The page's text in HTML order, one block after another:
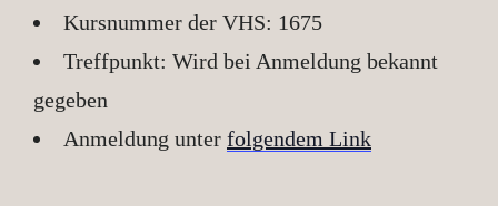
Kursnummer der VHS: 1675
Treffpunkt: Wird bei Anmeldung bekannt
gegeben
Anmeldung unter folgendem Link